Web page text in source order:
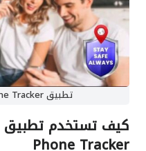
تطبيق Find my friends: Phone Tracker
Phone Tracker